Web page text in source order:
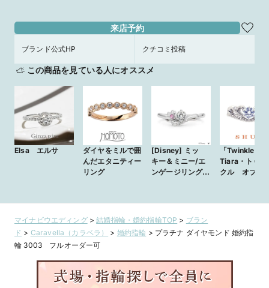
来店予約
ブランド公式HP クチコミ投稿
この商品を見ている人にオススメ
Elsa エルサ
ダイヤをミルで囲
んだエタニティー
リング
[Disney] ミッ
キー＆ミニー/エ
ンゲージリング-
「Twinkle of
Tiara・トゥイ
クル オブ
ティアラモチ
マイナビウエディング>結婚指輪・婚約指輪TOP > ブラン
ド > Caravella（カラベラ） > 婚約指輪 > プラチナ ダイヤモンド 婚約指
輪 3003 フルオーダー可